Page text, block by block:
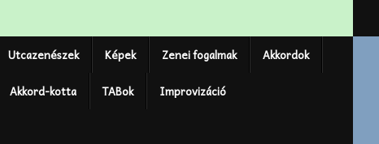
Utcazenészek Képek Zenei fogalmak Akkordok
Akkord-kotta TABok Improvizáció